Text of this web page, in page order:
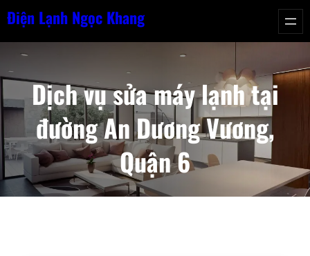
Chuyển
nội
Điện Lạnh Ngọc Khang
Dịch vụ sửa máy lạnh tại
đường An Dương Vương,
Quận 6